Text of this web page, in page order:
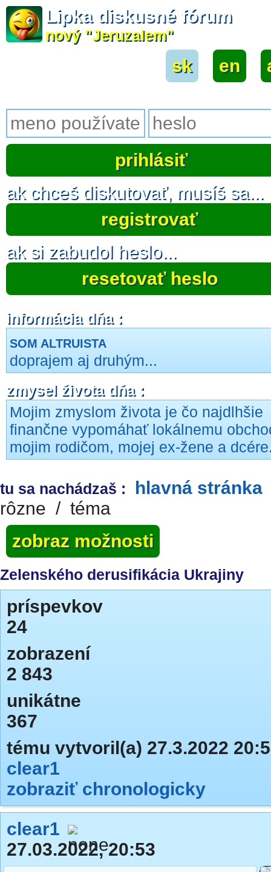
Lipka diskusné fórum
nový "Jeruzalem"
sk en
ak chceš diskutovať, musíš sa...
registrovať
ak si zabudol heslo...
resetovať heslo
informácia dňa :
SOM ALTRUISTA
doprajem aj druhým...
zmysel života dňa :
Mojim zmyslom života je čo najdlhšie
finančne vypomáhať lokálnemu
mojim rodičom, mojej ex-žene a
tu sa nachádzaš : hlavná stránka
rôzne / téma
zobraz možnosti
Zelenského derusifikácia Ukrajiny
príspevkov
24
zobrazení
2 843
unikátne
367
tému vytvoril(a) 27.3.2022
clear1
zobraziť chronologicky
clear1
27.03.2022, 20:53